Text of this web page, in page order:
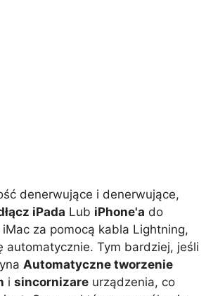
denerwujące i denerwujące,
iPada Lub iPhone'a do
za pomocą kabla Lightning,
automatycznie. Tym bardziej, jeśli
Automatyczne tworzenie
i sincornizare urządzenia, co